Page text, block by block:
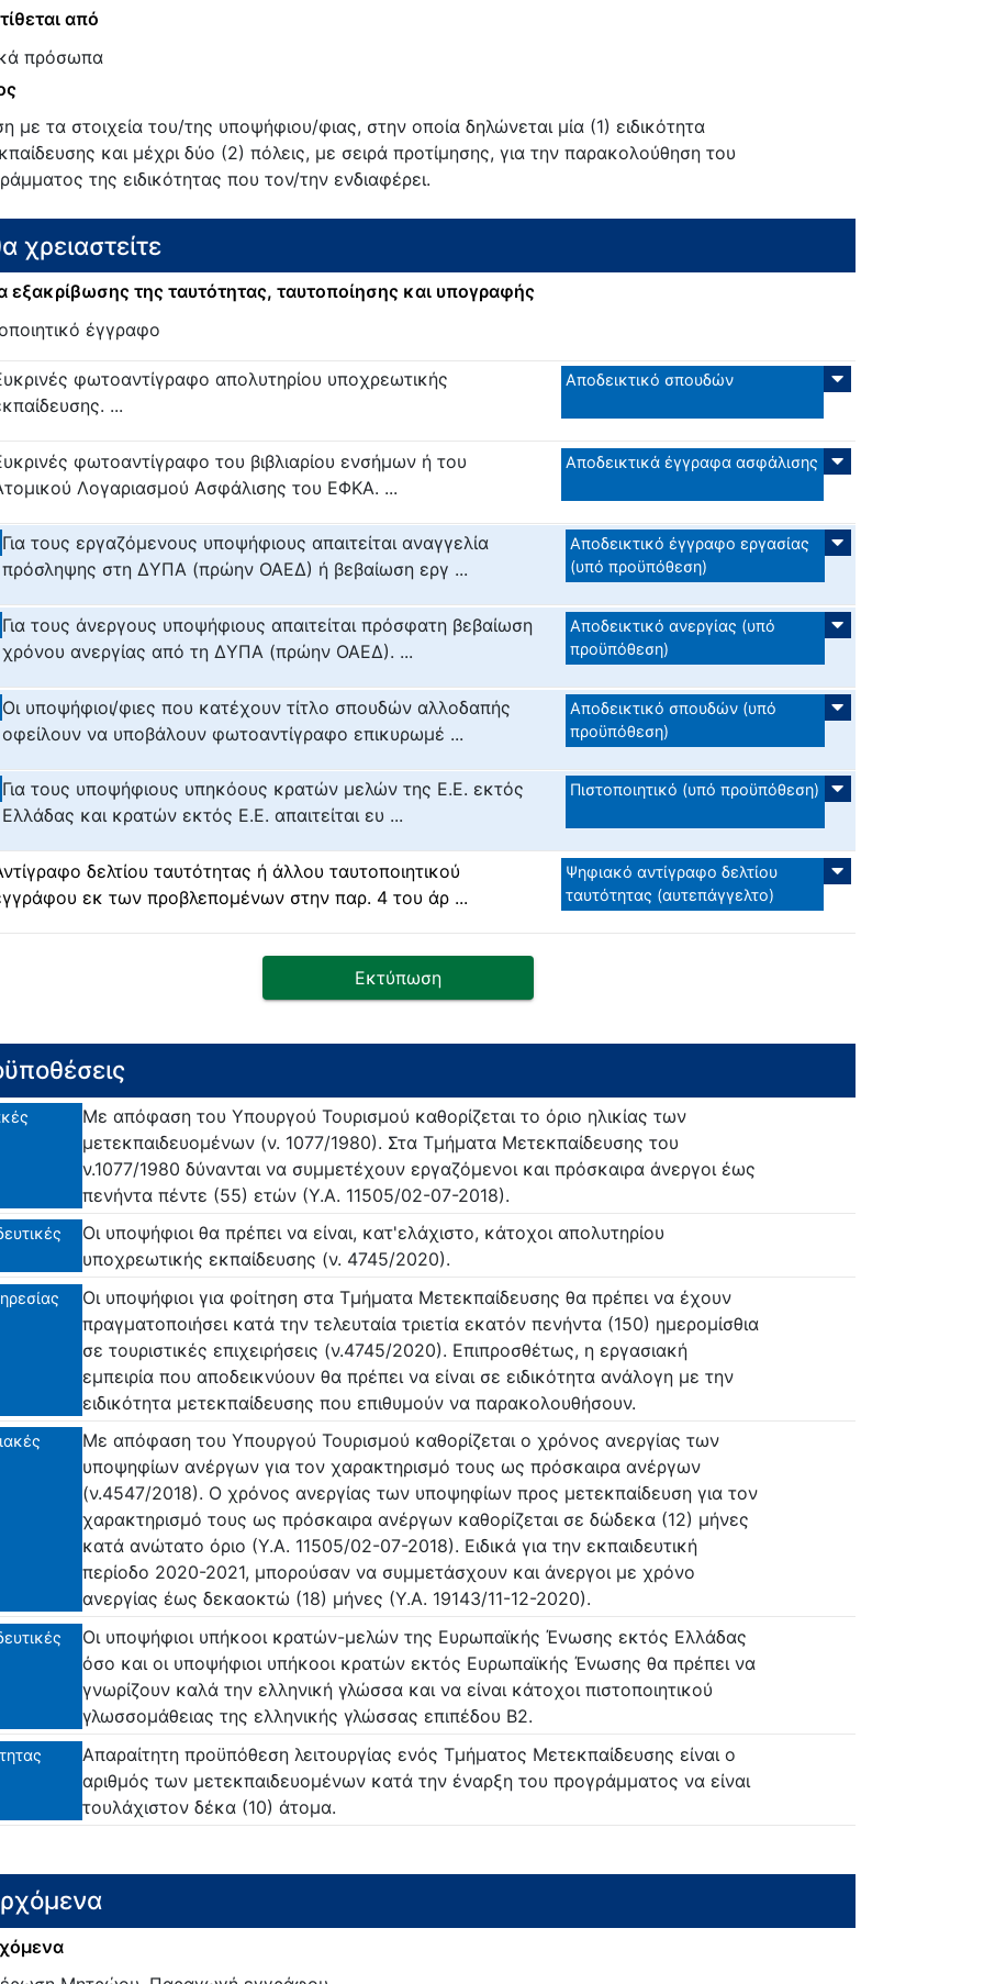
από
πρόσωπα
με τα στοιχεία του/της υποψήφιου/φιας, στην οποία δηλώνεται μία (1) ειδικότητα
και μέχρι δύο (2) πόλεις, με σειρά προτίμησης, για την παρακολούθηση του
της ειδικότητας που τον/την ενδιαφέρει.
χρειαστείτε
εξακρίβωσης της ταυτότητας, ταυτοποίησης και υπογραφής
έγγραφο
φωτοαντίγραφο απολυτηρίου υποχρεωτικής
...
Αποδεικτικό σπουδών
φωτοαντίγραφο του βιβλιαρίου ενσήμων ή του
Λογαριασμού Ασφάλισης του ΕΦΚΑ. ...
Αποδεικτικά έγγραφα ασφάλισης
Για τους εργαζόμενους υποψήφιους απαιτείται αναγγελία
πρόσληψης στη ΔΥΠΑ (πρώην ΟΑΕΔ) ή βεβαίωση εργ ...
Αποδεικτικό έγγραφο εργασίας
(υπό προϋπόθεση)
Για τους άνεργους υποψήφιους απαιτείται πρόσφατη βεβαίωση
χρόνου ανεργίας από τη ΔΥΠΑ (πρώην ΟΑΕΔ). ...
Αποδεικτικό ανεργίας (υπό
προϋπόθεση)
Οι υποψήφιοι/φιες που κατέχουν τίτλο σπουδών αλλοδαπής
οφείλουν να υποβάλουν φωτοαντίγραφο επικυρωμέ ...
Αποδεικτικό σπουδών (υπό
προϋπόθεση)
Για τους υποψήφιους υπηκόους κρατών μελών της Ε.Ε. εκτός
Ελλάδας και κρατών εκτός Ε.Ε. απαιτείται ευ ...
Πιστοποιητικό (υπό προϋπόθεση)
δελτίου ταυτότητας ή άλλου ταυτοποιητικού
εκ των προβλεπομένων στην παρ. 4 του άρ ...
Ψηφιακό αντίγραφο δελτίου
ταυτότητας (αυτεπάγγελτο)
Εκτύπωση
Με απόφαση του Υπουργού Τουρισμού καθορίζεται το όριο ηλικίας των
μετεκπαιδευομένων (ν. 1077/1980). Στα Τμήματα Μετεκπαίδευσης του
ν.1077/1980 δύνανται να συμμετέχουν εργαζόμενοι και πρόσκαιρα άνεργοι έως
πενήντα πέντε (55) ετών (Υ.Α. 11505/02-07-2018).
Οι υποψήφιοι θα πρέπει να είναι, κατ'ελάχιστο, κάτοχοι απολυτηρίου
υποχρεωτικής εκπαίδευσης (ν. 4745/2020).
Οι υποψήφιοι για φοίτηση στα Τμήματα Μετεκπαίδευσης θα πρέπει να έχουν
πραγματοποιήσει κατά την τελευταία τριετία εκατόν πενήντα (150) ημερομίσθια
σε τουριστικές επιχειρήσεις (ν.4745/2020). Επιπροσθέτως, η εργασιακή
εμπειρία που αποδεικνύουν θα πρέπει να είναι σε ειδικότητα ανάλογη με την
ειδικότητα μετεκπαίδευσης που επιθυμούν να παρακολουθήσουν.
Με απόφαση του Υπουργού Τουρισμού καθορίζεται ο χρόνος ανεργίας των
υποψηφίων ανέργων για τον χαρακτηρισμό τους ως πρόσκαιρα ανέργων
(ν.4547/2018). Ο χρόνος ανεργίας των υποψηφίων προς μετεκπαίδευση για τον
χαρακτηρισμό τους ως πρόσκαιρα ανέργων καθορίζεται σε δώδεκα (12) μήνες
κατά ανώτατο όριο (Υ.Α. 11505/02-07-2018). Ειδικά για την εκπαιδευτική
περίοδο 2020-2021, μπορούσαν να συμμετάσχουν και άνεργοι με χρόνο
ανεργίας έως δεκαοκτώ (18) μήνες (Υ.Α. 19143/11-12-2020).
Οι υποψήφιοι υπήκοοι κρατών-μελών της Ευρωπαϊκής Ένωσης εκτός Ελλάδας
όσο και οι υποψήφιοι υπήκοοι κρατών εκτός Ευρωπαϊκής Ένωσης θα πρέπει να
γνωρίζουν καλά την ελληνική γλώσσα και να είναι κάτοχοι πιστοποιητικού
γλωσσομάθειας της ελληνικής γλώσσας επιπέδου Β2.
Απαραίτητη προϋπόθεση λειτουργίας ενός Τμήματος Μετεκπαίδευσης είναι ο
αριθμός των μετεκπαιδευομένων κατά την έναρξη του προγράμματος να είναι
τουλάχιστον δέκα (10) άτομα.